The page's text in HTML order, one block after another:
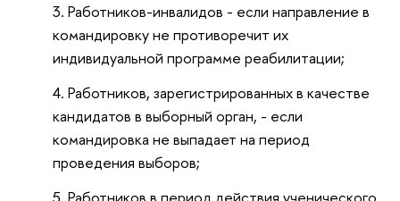
Работников-инвалидов - если направление в
командировку не противоречит их
индивидуальной программе реабилитации;
Работников, зарегистрированных в качестве
кандидатов в выборный орган, - если
командировка не выпадает на период
проведения выборов;
Работников в период действия ученического